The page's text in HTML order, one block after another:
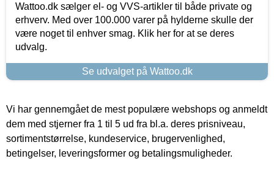
Wattoo.dk sælger el- og VVS-artikler til både private og
erhverv. Med over 100.000 varer på hylderne skulle der
være noget til enhver smag. Klik her for at se deres
udvalg.
Se udvalget på Wattoo.dk
Vi har gennemgået de mest populære webshops og anmeldt
dem med stjerner fra 1 til 5 ud fra bl.a. deres prisniveau,
sortimentstørrelse, kundeservice, brugervenlighed,
betingelser, leveringsformer og betalingsmuligheder.